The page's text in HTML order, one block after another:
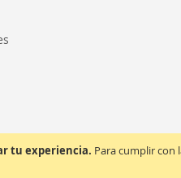
tu experiencia. Para cumplir con